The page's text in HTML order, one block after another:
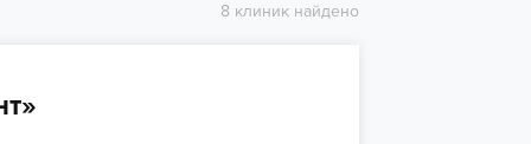
8 клиник найдено